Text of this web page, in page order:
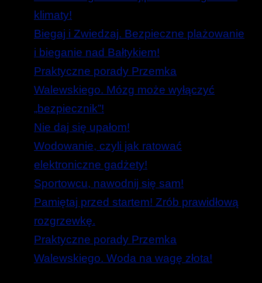
klimaty!
Biegaj i Zwiedzaj. Bezpieczne plażowanie
i bieganie nad Bałtykiem!
Praktyczne porady Przemka
Walewskiego. Mózg może wyłączyć
„bezpiecznik”!
Nie daj się upałom!
Wodowanie, czyli jak ratować
elektroniczne gadżety!
Sportowcu, nawodnij się sam!
Pamiętaj przed startem! Zrób prawidłową
rozgrzewkę.
Praktyczne porady Przemka
Walewskiego. Woda na wagę złota!